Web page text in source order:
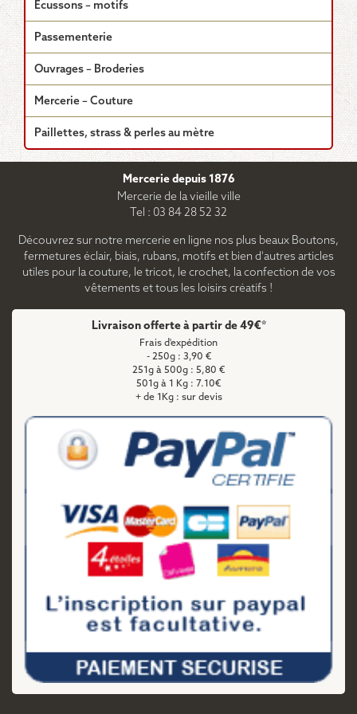
Écussons – motifs
Passementerie
Ouvrages – Broderies
Mercerie – Couture
Paillettes, strass & perles au mètre
Mercerie depuis 1876
Mercerie de la vieille ville
Tel : 03 84 28 52 32
Découvrez sur notre mercerie en ligne nos plus beaux Boutons,
fermetures éclair, biais, rubans, motifs et bien d'autres articles
utiles pour la couture, le tricot, le crochet, la confection de vos
vêtements et tous les loisirs créatifs !
Livraison offerte à partir de 49€*
Frais d'expédition
- 250g : 3,90 €
251g à 500g : 5,80 €
501g à 1 Kg : 7.10€
+ de 1Kg : sur devis